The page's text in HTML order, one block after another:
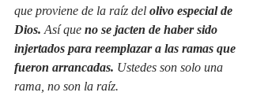
que proviene de la raíz del olivo especial de
Dios. Así que no se jacten de haber sido
injertados para reemplazar a las ramas que
fueron arrancadas. Ustedes son solo una
rama, no son la raíz.